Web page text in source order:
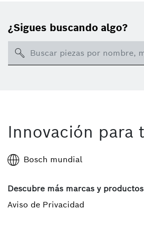
¿Sigues buscando algo?
Search
Innovación para
Bosch mundial
Descubre más marcas y productos
Aviso de Privacidad